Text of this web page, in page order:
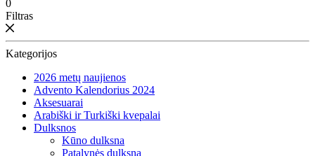
0
Filtras
Kategorijos
2026 metų naujienos
Advento Kalendorius 2024
Aksesuarai
Arabiški ir Turkiški kvepalai
Dulksnos
Kūno dulksna
Patalynės dulksna